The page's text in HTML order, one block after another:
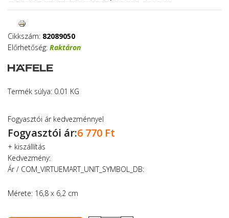
Cikkszám: 82089050
Előrhetőség: Raktáron
Termék súlya: 0.01 KG
Fogyasztói ár kedvezménnyel
Fogyasztói ár:6 770 Ft
+ kiszállítás
Kedvezmény:
Ár / COM_VIRTUEMART_UNIT_SYMBOL_DB:
Mérete: 16,8 x 6,2 cm